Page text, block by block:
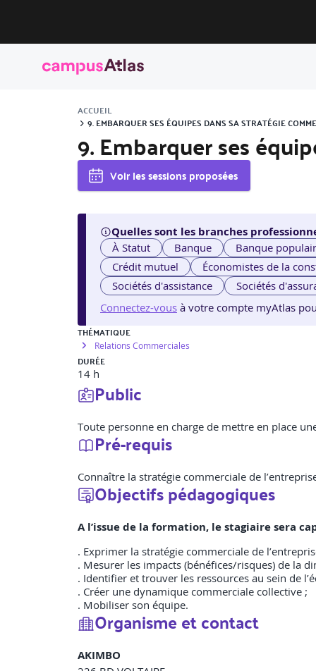
ACCUEIL
9. EMBARQUER SES ÉQUIPES DANS SA STRATÉGIE
9. Embarquer ses
Voir les sessions proposées
Quelles sont les branches
À Statut Banque Banque
Crédit mutuel
Économistes de la
Sociétés d'assistance
Sociétés
Connectez-vous à votre compte myAtlas
THÉMATIQUE
Relations Commerciales
DURÉE
14 h
Public
Toute personne en charge de mettre en place
Pré-requis
Connaître la stratégie commerciale de
Objectifs pédagogiques
A l’issue de la formation, le stagiaire sera
. Exprimer la stratégie commerciale de
. Mesurer les impacts (bénéfices/risques) de la
. Identifier et trouver les ressources au sein de
. Créer une dynamique commerciale collective ;
. Mobiliser son équipe.
Organisme et contact
AKIMBO